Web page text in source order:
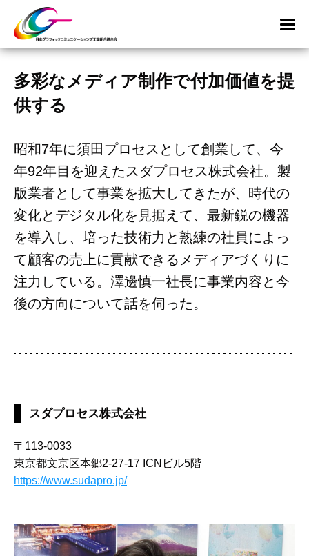
多彩なメディア制作で付加価値を提
供する
昭和7年に須田プロセスとして創業して、今
年92年目を迎えたスダプロセス株式会社。製
版業者として事業を拡大してきたが、時代の
変化とデジタル化を見据えて、最新鋭の機器
を導入し、培った技術力と熟練の社員によっ
て顧客の売上に貢献できるメディアづくりに
注力している。澤邊慎一社長に事業内容と今
後の方向について話を伺った。
スダプロセス株式会社
〒113-0033
東京都文京区本郷2-27-17 ICNビル5階
https://www.sudapro.jp/